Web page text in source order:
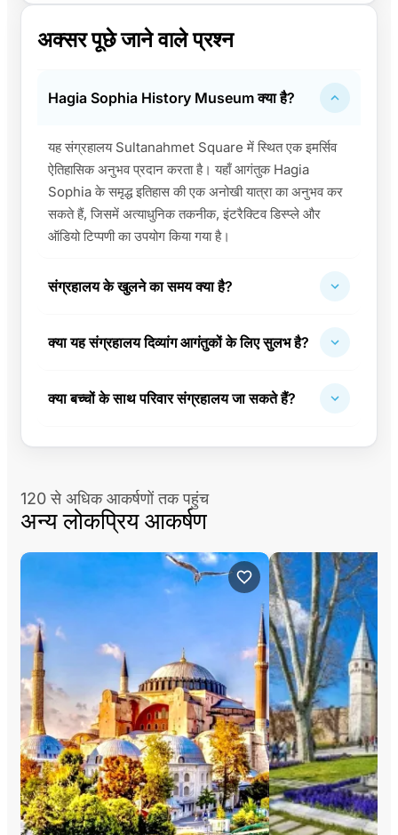
अक्सर पूछे जाने वाले प्रश्न
Hagia Sophia History Museum क्या है?
यह संग्रहालय Sultanahmet Square में स्थित एक इमर्सिव
ऐतिहासिक अनुभव प्रदान करता है। यहाँ आगंतुक Hagia
Sophia के समृद्ध इतिहास की एक अनोखी यात्रा का अनुभव कर
सकते हैं, जिसमें अत्याधुनिक तकनीक, इंटरैक्टिव डिस्प्ले और
ऑडियो टिप्पणी का उपयोग किया गया है।
संग्रहालय के खुलने का समय क्या है?
क्या यह संग्रहालय दिव्यांग आगंतुकों के लिए सुलभ है?
क्या बच्चों के साथ परिवार संग्रहालय जा सकते हैं?
120 से अधिक आकर्षणों तक पहुंच
अन्य लोकप्रिय आकर्षण